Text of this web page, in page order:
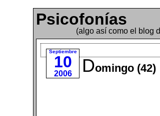
Psicofonías
(algo así como el blog
Septiembre
10
2006 Domingo (42)